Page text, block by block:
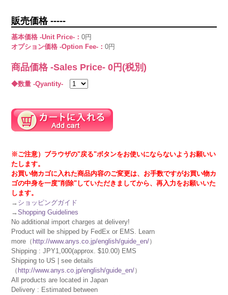
販売価格 -----
基本価格 -Unit Price-：0円
オプション価格 -Option Fee-：0円
商品価格 -Sales Price-0 円(税別)
◆数量 -Qyantity-
※ご注意）ブラウザの"戻る"ボタンをお使いにならないようお願いい
たします。
お買い物カゴに入れた商品内容のご変更は、お手数ですがお買い物カ
ゴの中身を一度"削除"していただきましてから、再入力をお願いいた
します。
→ ショッピングガイド
→Shopping Guidelines
No additional import charges at delivery!
Product will be shipped by FedEx or EMS. Learn
more（ http://www.anys.co.jp/english/guide_en/）
Shipping : JPY1,000(approx. $10.00) EMS
Shipping to US | see details
（ http://www.anys.co.jp/english/guide_en/）
All products are located in Japan
Delivery : Estimated between